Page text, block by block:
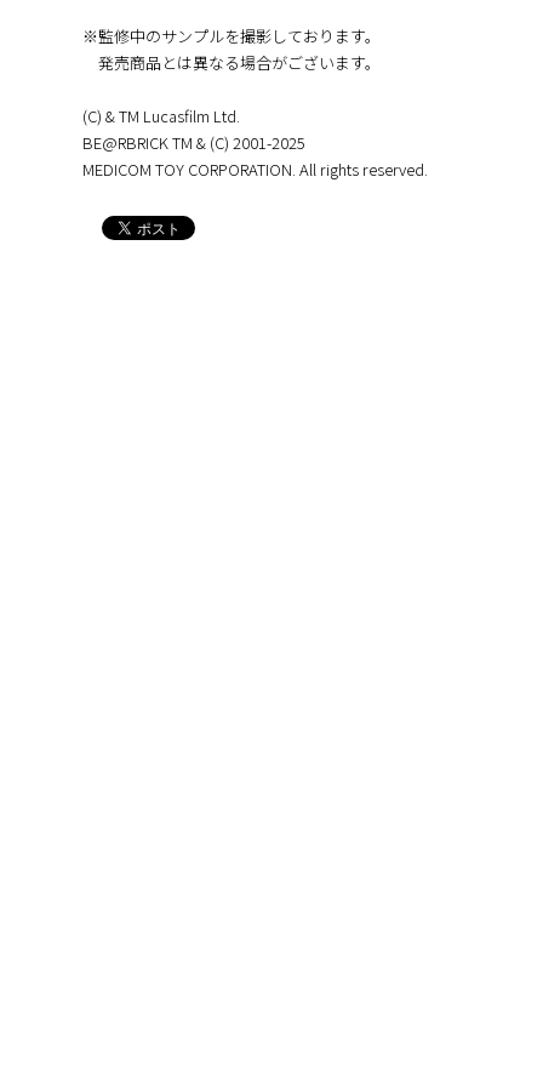
※監修中のサンプルを撮影しております。
発売商品とは異なる場合がございます。
(C) & TM Lucasfilm Ltd.
BE@RBRICK TM & (C) 2001-2025
MEDICOM TOY CORPORATION. All rights reserved.